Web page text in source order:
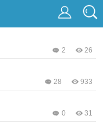
26
2
933
28
31
0